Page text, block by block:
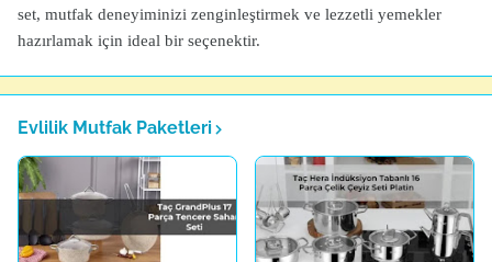
set, mutfak deneyiminizi zenginleştirmek ve lezzetli yemekler
hazırlamak için ideal bir seçenektir.
Evlilik Mutfak Paketleri